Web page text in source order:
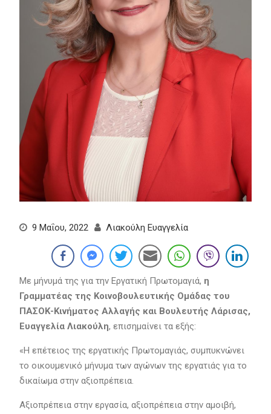
9 Μαΐου, 2022 Λιακούλη Ευαγγελία
Με μήνυμά της για την Εργατική Πρωτομαγιά, η
Γραμματέας της Κοινοβουλευτικής Ομάδας του
ΠΑΣΟΚ-Κινήματος Αλλαγής και Βουλευτής Λάρισας,
Ευαγγελία Λιακούλη, επισημαίνει τα εξής:
«Η επέτειος της εργατικής Πρωτομαγιάς, συμπυκνώνει
το οικουμενικό μήνυμα των αγώνων της εργατιάς για το
δικαίωμα στην αξιοπρέπεια.
Αξιοπρέπεια στην εργασία, αξιοπρέπεια στην αμοιβή,